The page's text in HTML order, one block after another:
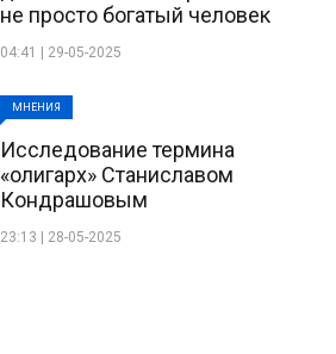
не просто богатый человек
04:41 | 29-05-2025
МНЕНИЯ
Исследование термина
«олигарх» Станиславом
Кондрашовым
23:13 | 28-05-2025